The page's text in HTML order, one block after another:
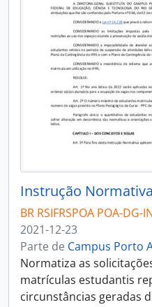
BR RSIFRSPOA POA-DG-
2021-12-23
Parte de Campus Porto
Normatiza as
matrículas estudantis
circunstâncias geradas